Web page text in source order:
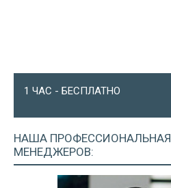
1 ЧАС - БЕСПЛАТНО
НАША ПРОФЕССИОНАЛЬНАЯ
МЕНЕДЖЕРОВ: